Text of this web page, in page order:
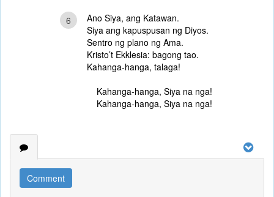
6
Ano Siya, ang Katawan.
Siya ang kapuspusan ng Diyos.
Sentro ng plano ng Ama.
Kristo’t Ekklesia: bagong tao.
Kahanga-hanga, talaga!
Kahanga-hanga, Siya na nga!
Kahanga-hanga, Siya na nga!
Comment